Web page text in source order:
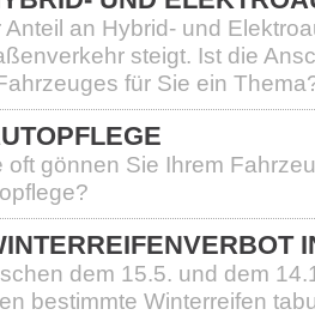
Anteil an Hybrid- und
steigt. Ist die
für Sie ein
oft gönnen Sie Ihrem
dem 15.5. und dem
bestimmte Winterreifen